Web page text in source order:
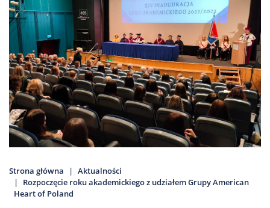
Kariera
Galeria
Kontakt
801
502
302
Strona główna
Aktualności
Rozpoczęcie roku akademickiego z udziałem Grupy American
Heart of Poland